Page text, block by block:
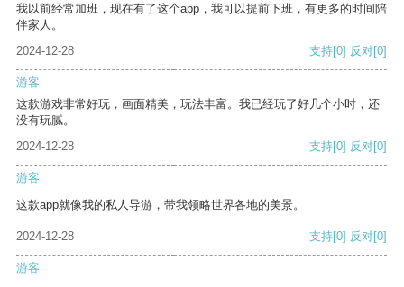
我以前经常加班，现在有了这个app，我可以提前下班，有更多的时间陪
伴家人。
2024-12-28
支持[0] 反对[0]
游客
这款游戏非常好玩，画面精美，玩法丰富。我已经玩了好几个小时，还
没有玩腻。
2024-12-28
支持[0] 反对[0]
游客
这款app就像我的私人导游，带我领略世界各地的美景。
2024-12-28 支持[0] 反对[0]
游客